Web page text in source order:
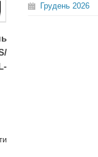
Грудень 2026